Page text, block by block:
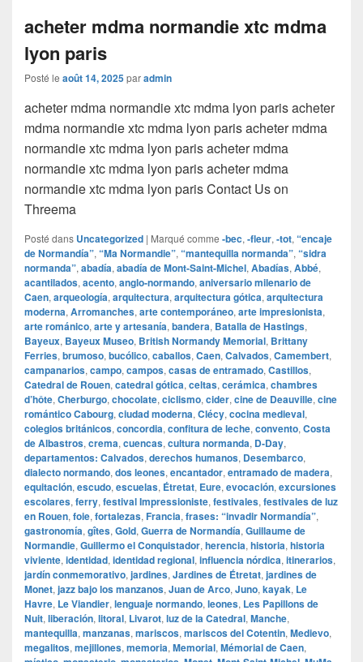
acheter mdma normandie xtc mdma
lyon paris
Posté le août 14, 2025paradmin
acheter mdma normandie xtc mdma lyon paris acheter
mdma normandie xtc mdma lyon paris acheter mdma
normandie xtc mdma lyon paris acheter mdma
normandie xtc mdma lyon paris acheter mdma
normandie xtc mdma lyon paris Contact Us on
Threema
Posté dans Uncategorized | Marqué comme ‑bec, ‑fleur, ‑tot, “encaje
de Normandía”, “Ma Normandie”, “mantequilla normanda”, “sidra
normanda”, abadía, abadía de Mont-Saint-Michel, Abadías, Abbé,
acantilados, acento, anglo‑normando, aniversario milenario de
Caen, arqueología, arquitectura, arquitectura gótica, arquitectura
moderna, Arromanches, arte contemporáneo, arte impresionista,
arte románico, arte y artesanía, bandera, Batalla de Hastings,
Bayeux, Bayeux Museo, British Normandy Memorial, Brittany
Ferries, brumoso, bucólico, caballos, Caen, Calvados, Camembert,
campanarios, campo, campos, casas de entramado, Castillos,
Catedral de Rouen, catedral gótica, celtas, cerámica, chambres
d’hôte, Cherburgo, chocolate, ciclismo, cider, cine de Deauville, cine
romántico Cabourg, ciudad moderna, Clécy, cocina medieval,
colegios británicos, concordia, confitura de leche, convento, Costa
de Albastros, crema, cuencas, cultura normanda, D‑Day,
departamentos: Calvados, derechos humanos, Desembarco,
dialecto normando, dos leones, encantador, entramado de madera,
equitación, escudo, escuelas, Étretat, Eure, evocación, excursiones
escolares, ferry, festival Impressioniste, festivales, festivales de luz
en Rouen, foie, fortalezas, Francia, frases: “invadir Normandía”,
gastronomía, gîtes, Gold, Guerra de Normandía, Guillaume de
Normandie, Guillermo el Conquistador, herencia, historia, historia
viviente, identidad, identidad regional, influencia nórdica, itinerarios,
jardín conmemorativo, jardines, Jardines de Étretat, jardines de
Monet, jazz bajo los manzanos, Juan de Arco, Juno, kayak, Le
Havre, Le Viandier, lenguaje normando, leones, Les Papillons de
Nuit, liberación, litoral, Livarot, luz de la Catedral, Manche,
mantequilla, manzanas, mariscos, mariscos del Cotentin, Medievo,
megalitos, mejillones, memoria, Memorial, Mémorial de Caen,